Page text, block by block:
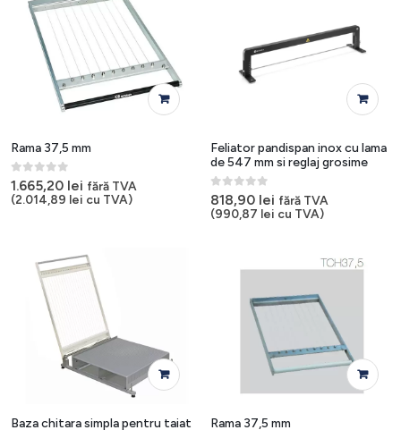
Rama 37,5 mm
0 out of 5
1.665,20 lei fără TVA
(2.014,89 lei cu TVA)
Feliator pandispan inox cu lama
de 547 mm si reglaj grosime
0out of 5
818,90 lei fără TVA
(990,87 lei cu TVA)
Baza chitara simpla pentru taiat
Rama 37,5 mm